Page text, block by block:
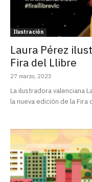
Ilustración
Laura Pérez
Fira del Llibre
27 marzo, 2023
La ilustradora valenciana
la nueva edición de la Fira